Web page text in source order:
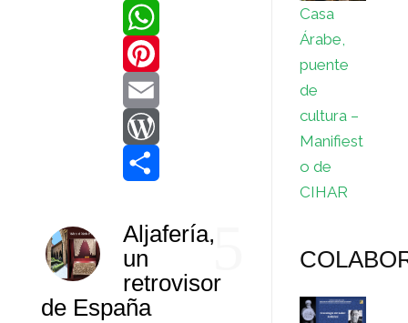
c
e
b
o
o
w
t
e
L
n
k
e
I
n
W
h
a
A
p
p
P
n
e
r
e
E
m
i
l
W
r
d
P
o
m
p
5
Aljafería,
un
retrovisor
de España
Casa
Árabe,
puente
de
cultura –
Manifiest
o de
CIHAR